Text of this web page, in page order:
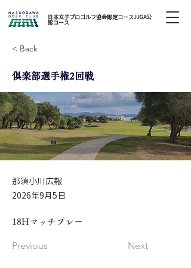
日本女子プロゴルフ協会認定コースJJGA公
認コース
< Back
俱楽部選手権2回戦
那須小川広報
2026年9月5日
18Hマッチプレー
Previous Next